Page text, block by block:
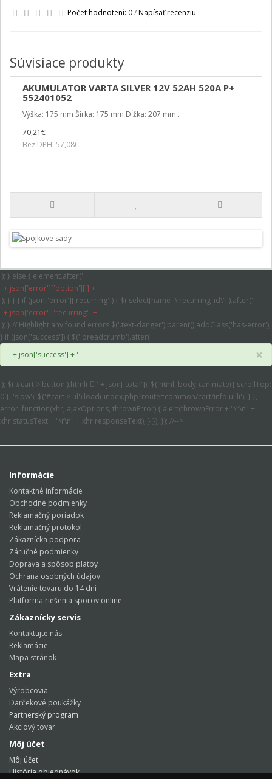
Počet hodnotení: 0/Napísať recenziu
Súvisiace produkty
AKUMULATOR VARTA SILVER 12V 52AH 520A P+
552401052
Výška: 175 mm Šírka: 175 mm Dĺžka: 207 mm..
70,21€
Bez DPH: 57,08€
'); } else { element.after('
' + json['error']['option'][i] + '
'); } } } if (json['error']['recurring']) { $('select[name=\'recurring_id\']').after('
' + json['error']['recurring'] + '
'); } // Highlight any found errors $('.text-danger').parent().addClass('has-error');
} if (json['success']) { $('.breadcrumb').after('
' + json['success'] + '
×
'); $('#cart > button').html('
' + json['total']); $('html, body').animate({ scrollTop:
0 }, 'slow'); $('#cart > ul').load('index.php?route=common/cart/info ul li'); } },
error: function(xhr, ajaxOptions, thrownError) { alert(thrownError + "\r\n" +
xhr.statusText + "\r\n" + xhr.responseText); } }); }); //-->
Informácie
Kontaktné informácie
Obchodné podmienky
Reklamačný poriadok
Reklamačný protokol
Zákaznícka podpora
Záručné podmienky
Doprava a spôsob platby
Ochrana osobných údajov
Vrátenie tovaru do 14 dni
Platforma riešenia sporov online
Zákaznícky servis
Kontaktujte nás
Reklamácie
Mapa stránok
Extra
Výrobcovia
Darčekové poukážky
Partnerský program
Akciový tovar
Môj účet
Môj účet
História objednávok